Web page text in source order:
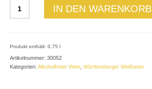
Alkoholfreier
Weißwein
IN DEN WARENKORB
Produkt enthält: 0,75 l
Artikelnummer: 30052
Kategorien: Alkoholfreier Wein Württemberger Weißwein